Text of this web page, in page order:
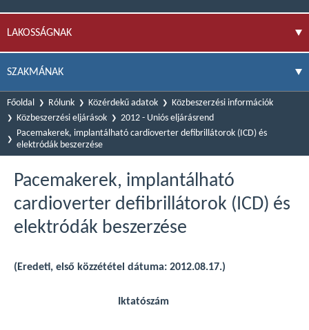
LAKOSSÁGNAK
SZAKMÁNAK
Főoldal Rólunk Közérdekű adatok
Közbeszerzési információk
Közbeszerzési eljárások
2012 - Uniós eljárásrend
Pacemakerek, implantálható cardioverter defibrillátorok (ICD) és
elektródák beszerzése
Pacemakerek, implantálható
cardioverter defibrillátorok (ICD) és
elektródák beszerzése
(Eredeti, első közzététel dátuma: 2012.08.17.)
Iktatószám